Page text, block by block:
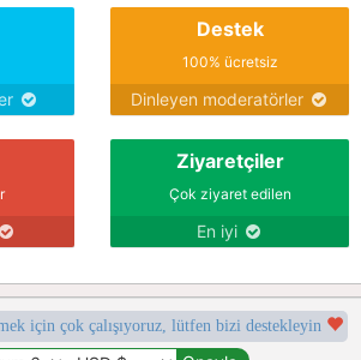
Destek
100% ücretsiz
Dinleyen moderatörler
Ziyaretçiler
Çok ziyaret edilen
En iyi
için çok çalışıyoruz, lütfen bizi destekleyin